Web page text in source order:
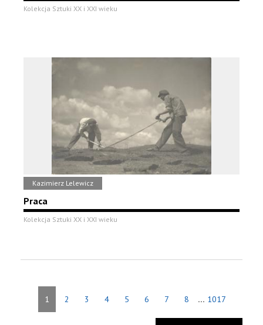
Kolekcja Sztuki XX i XXI wieku
Kazimierz Lelewicz
Praca
Kolekcja Sztuki XX i XXI wieku
1 2 3 4 5 6 7 8 ... 1017